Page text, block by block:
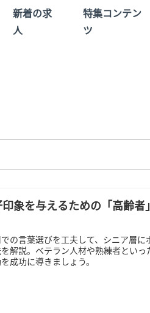
新着の求
人
特集コンテン
ツ
象を与えるための「高齢者
の言葉選びを工夫して、シニア層に
解説。ベテラン人材や熟練者とい
成功に導きましょう。